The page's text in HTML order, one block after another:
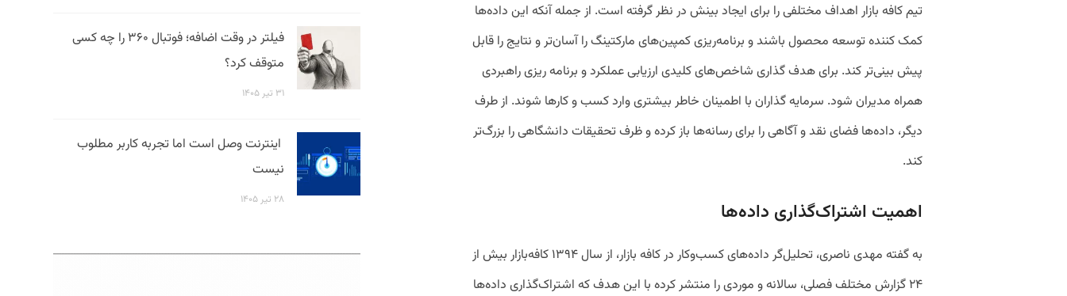
تیم کافه بازار اهداف مختلفی را برای ایجاد بینش در نظر گرفته است. از جمله آنکه این داده‌ها
کمک کننده توسعه‌ محصول باشند و برنامه‌ریزی‌ کمپین‌های مارکتینگ را آسان‌تر و نتایج را قابل
پیش بینی‌تر کند. برای هدف گذاری شاخص‌های کلیدی ارزیابی عملکرد و برنامه‌ ریزی راهبردی
همراه مدیران شود. سرمایه گذاران با اطمینان خاطر بیشتری وارد کسب و کارها شوند. از طرف
دیگر، داده‌ها فضای نقد و آگاهی را برای رسانه‌ها باز کرده و ظرف تحقیقات دانشگاهی را بزرگ‌تر
کند.
اهمیت اشتراک‌گذاری داده‌ها
به گفته مهدی ناصری، تحلیل‌گر داده‌های کسب‌وکار در کافه بازار، از سال ۱۳۹۴ کافه‌بازار بیش از
۲۴ گزارش مختلف فصلی، سالانه و موردی را منتشر کرده با این هدف که اشتراک‌گذاری داده‌ها
فیلتر در وقت اضافه؛ فوتبال ۳۶۰ را چه کسی
متوقف کرد؟
۳۱ تیر ۱۴۰۵
اینترنت وصل است اما تجربه کاربر مطلوب
نیست
۲۸ تیر ۱۴۰۵